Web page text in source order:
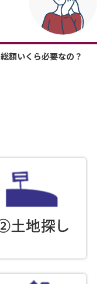
総額いくら必要なの？